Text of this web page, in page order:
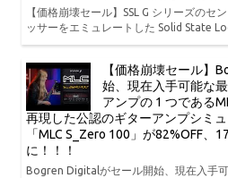
【価格崩壊セール】SSL G シリーズのセ
ッサーをエミュレートした Solid State
【価格崩壊セール】
始、現在入手可能な
アンプの 1 つである
再現した公認のギターアンプシミ
「MLC S_Zero 100」が82%OFF、
に！！！
Bogren Digitalがセール開始、現在入手